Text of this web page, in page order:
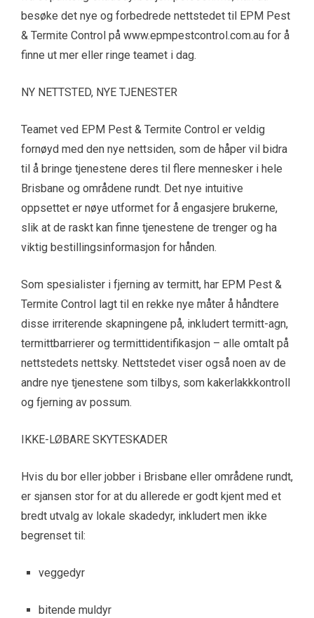
besøke det nye og forbedrede nettstedet til EPM Pest
& Termite Control på www.epmpestcontrol.com.au for å
finne ut mer eller ringe teamet i dag.
NY NETTSTED, NYE TJENESTER
Teamet ved EPM Pest & Termite Control er veldig
fornøyd med den nye nettsiden, som de håper vil bidra
til å bringe tjenestene deres til flere mennesker i hele
Brisbane og områdene rundt. Det nye intuitive
oppsettet er nøye utformet for å engasjere brukerne,
slik at de raskt kan finne tjenestene de trenger og ha
viktig bestillingsinformasjon for hånden.
Som spesialister i fjerning av termitt, har EPM Pest &
Termite Control lagt til en rekke nye måter å håndtere
disse irriterende skapningene på, inkludert termitt-agn,
termittbarrierer og termittidentifikasjon – alle omtalt på
nettstedets nettsky. Nettstedet viser også noen av de
andre nye tjenestene som tilbys, som kakerlakkkontroll
og fjerning av possum.
IKKE-LØBARE SKYTESKADER
Hvis du bor eller jobber i Brisbane eller områdene rundt,
er sjansen stor for at du allerede er godt kjent med et
bredt utvalg av lokale skadedyr, inkludert men ikke
begrenset til:
veggedyr
bitende muldyr